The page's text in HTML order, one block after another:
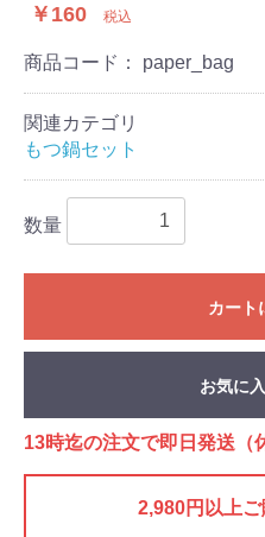
￥160 税込
商品コード： paper_bag
関連カテゴリ
もつ鍋セット
数量
カート
お気に
13時迄の注文で即日発送（
2,980円以上